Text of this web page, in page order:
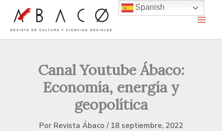
contenido
Canal Youtube Ábaco:
Economía, energía y
geopolítica
Por Revista Ábaco / 18 septiembre, 2022
Spanish